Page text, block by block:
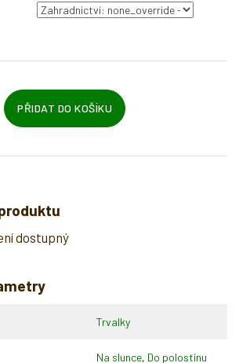
PŘIDAT DO KOŠÍKU
dostupný
Trvalky
Na slunce, Do polostínu